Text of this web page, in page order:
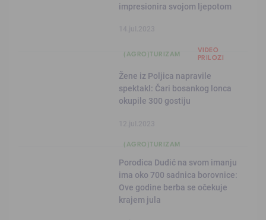
impresionira svojom ljepotom
(AGRO)TURIZAM
VIDEO
PRILOZI
Žene iz Poljica napravile
spektakl: Čari bosankog lonca
okupile 300 gostiju
(AGRO)TURIZAM
Porodica Dudić na svom imanju
ima oko 700 sadnica borovnice:
Ove godine berba se očekuje
krajem jula